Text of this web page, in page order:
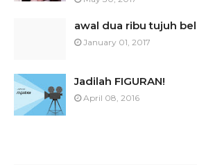
awal dua ribu tujuh
January 01, 2017
Jadilah FIGURAN!
April 08, 2016